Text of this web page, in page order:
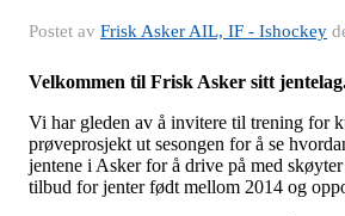
Postet av Frisk Asker AIL, IF - Ishockey
Velkommen til Frisk Asker sitt
Vi har gleden av å invitere til trening for
prøveprosjekt ut sesongen for å se
jentene i Asker for å drive på med
tilbud for jenter født mellom 2014 og